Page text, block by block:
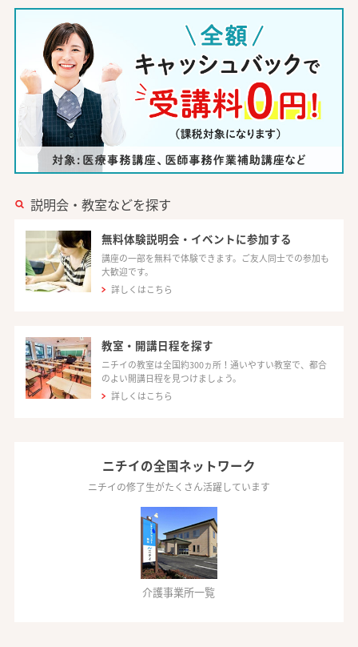
説明会・教室などを探す
無料体験説明会・イベントに参加する
講座の一部を無料で体験できます。ご友人同士での参加も
大歓迎です。
詳しくはこちら
教室・開講日程を探す
ニチイの教室は全国約300ヵ所！通いやすい教室で、都合
のよい開講日程を見つけましょう。
詳しくはこちら
ニチイの全国ネットワーク
ニチイの修了生がたくさん活躍しています
介護事業所一覧